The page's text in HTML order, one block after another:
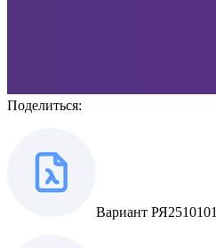
Поделиться:
Вариант РЯ2510101